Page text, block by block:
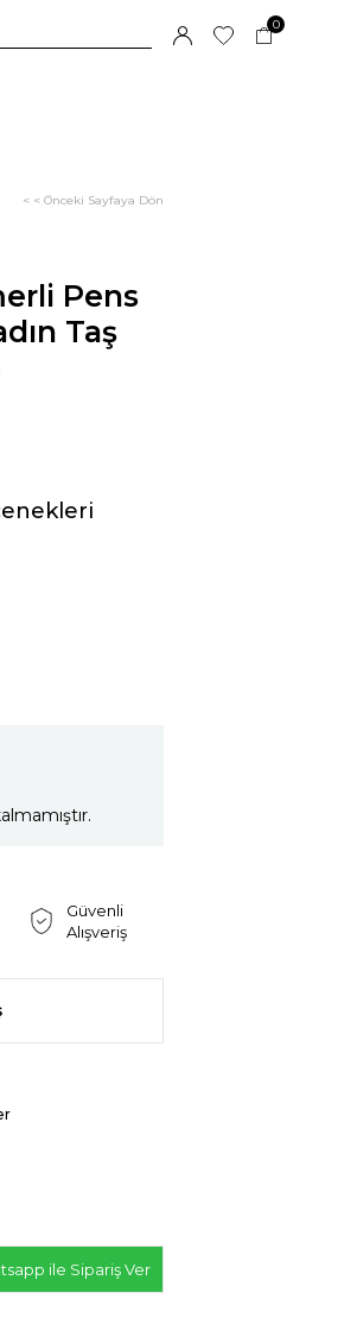
0
< < Önceki Sayfaya Dön
Pens
Taş
Güvenli
Alışveriş
ile Sipariş Ver